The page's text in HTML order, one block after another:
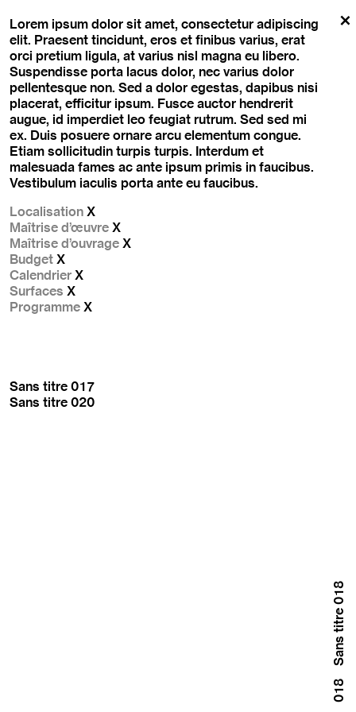
to
content
018
Sans titre 018
Lorem ipsum dolor sit amet, consectetur adipiscing
elit. Praesent tincidunt, eros et finibus varius, erat
orci pretium ligula, at varius nisl magna eu libero.
Suspendisse porta lacus dolor, nec varius dolor
pellentesque non. Sed a dolor egestas, dapibus nisi
placerat, efficitur ipsum. Fusce auctor hendrerit
augue, id imperdiet leo feugiat rutrum. Sed sed mi
ex. Duis posuere ornare arcu elementum congue.
Etiam sollicitudin turpis turpis. Interdum et
malesuada fames ac ante ipsum primis in faucibus.
Vestibulum iaculis porta ante eu faucibus.
Localisation X
Maîtrise d’œuvre X
Maîtrise d’ouvrage X
Budget X
Calendrier X
Surfaces X
Programme X
Sans titre 017
Sans titre 020